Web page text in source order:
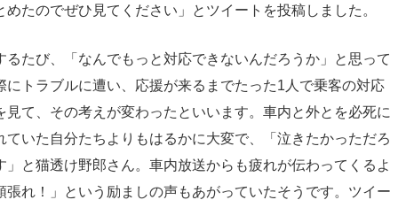
たのでぜひ見てください」とツイートを投稿しました。
たび、「なんでもっと対応できないんだろうか」と思って
トラブルに遭い、応援が来るまでたった1人で乗客の対応
て、その考えが変わったといいます。車内と外とを必死に
いた自分たちよりもはるかに大変で、「泣きたかっただろ
と猫透け野郎さん。車内放送からも疲れが伝わってくるよ
れ！」という励ましの声もあがっていたそうです。ツイー